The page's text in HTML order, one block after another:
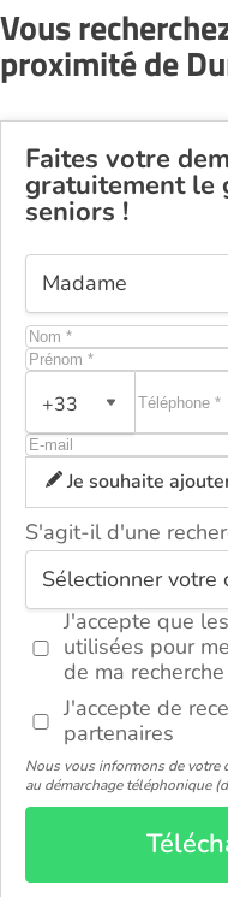
Vous
proximité de
Faites votre
gratuitement le
seniors !
+33
Je souhaite
S'agit-il d'une
J'accepte que
utilisées pour
de ma
J'accepte de
partenaires
Nous vous informons de
au démarchage téléphonique